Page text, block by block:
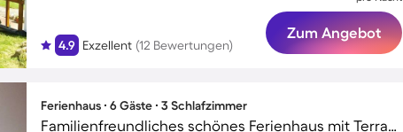
4.9 Exzellent (12 Bewertungen)
Zum Angebot
Ferienhaus ∙ 6 Gäste ∙ 3 Schlafzimmer
Familienfreundliches schönes Ferienhaus mit Terrasse, Garten und Grill | Haustiere erlaubt